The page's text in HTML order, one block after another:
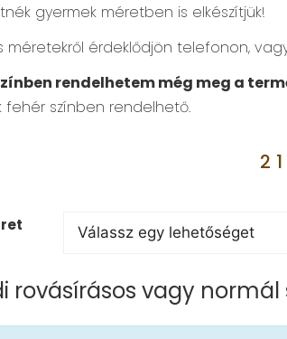
gyermek méretben is elkészítjük!
méretekről érdeklődjön telefonon,
rendelhetem még meg a
fehér színben rendelhető.
rovásírásos vagy